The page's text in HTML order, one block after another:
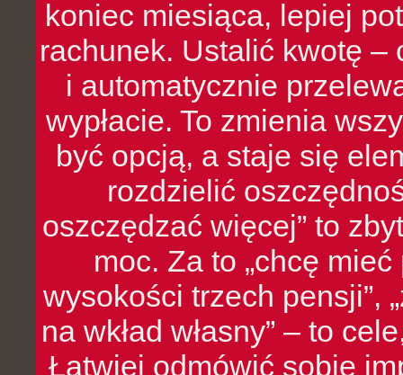
koniec miesiąca, lepiej
rachunek. Ustalić kwotę
i automatycznie
wypłacie. To zmienia
być opcją, a staje się
rozdzielić
oszczędzać więcej” to
moc. Za to „chcę
wysokości trzech pensji”,
na wkład własny” – to
Łatwiej odmówić sobie